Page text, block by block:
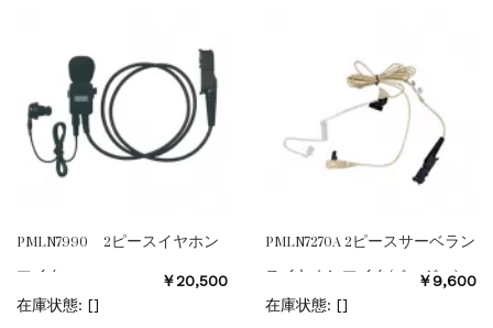
PMLN7990 2ピースイヤホン
マイク
￥20,500
在庫状態: []
PMLN7270A 2ピースサーベラン
スイヤホンマイク(ベージュ)
￥9,600
在庫状態: []